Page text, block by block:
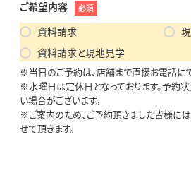
ご希望内容 必須
資料請求
資料請求と現地見学
※当日のご予約は、店舗まで直接お電話に
※水曜日は定休日となっております。予約
い場合がございます。
※ご案内のため、ご予約頂きました皆様に
せて頂きます。